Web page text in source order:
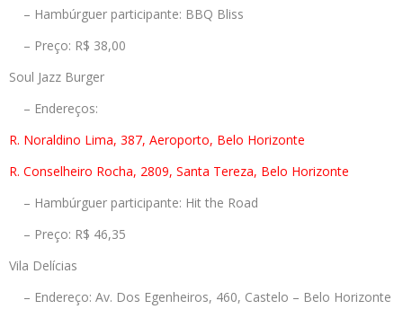
– Hambúrguer participante: BBQ Bliss
– Preço: R$ 38,00
Soul Jazz Burger
– Endereços:
R. Noraldino Lima, 387, Aeroporto, Belo Horizonte
R. Conselheiro Rocha, 2809, Santa Tereza, Belo Horizonte
– Hambúrguer participante: Hit the Road
– Preço: R$ 46,35
Vila Delícias
– Endereço: Av. Dos Egenheiros, 460, Castelo – Belo Horizonte